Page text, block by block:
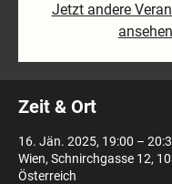
Jetzt andere
ansehen
Zeit & Ort
16. Jän. 2025, 19:00 –
Wien, Schnirchgasse 12,
Österreich